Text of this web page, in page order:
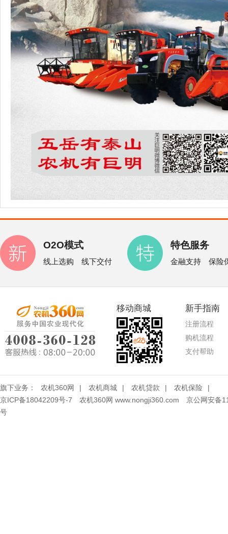
O2O模式
线上选购 线下交付
特色服务
金融支持 保险
移动商城 新手指南
注册流程
购机流程
支付帮助
旗下业务： 农机360网 | 农机商城 | 农机贷款 | 农机保险
|
京ICP备18042209号-7 农机360网 www.nongji360.com 京公网安备
号